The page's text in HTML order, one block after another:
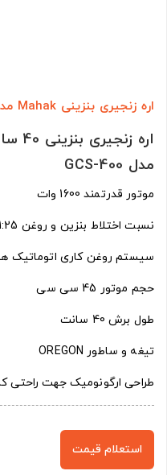
اره زنجیری بنزینی Mahak مدل GCS-400
مدل GCS-400
موتور قدرتمند 1600 وات
نسبت اختلاط بنزین و روغن 1:25
سیستم روغن کاری اتوماتیک
حجم موتور 45 سی سی
طول برش 40 سانت
تیغه و ساطور OREGON
طراحی ارگونومیک جهت راحتی
استعلام قیمت